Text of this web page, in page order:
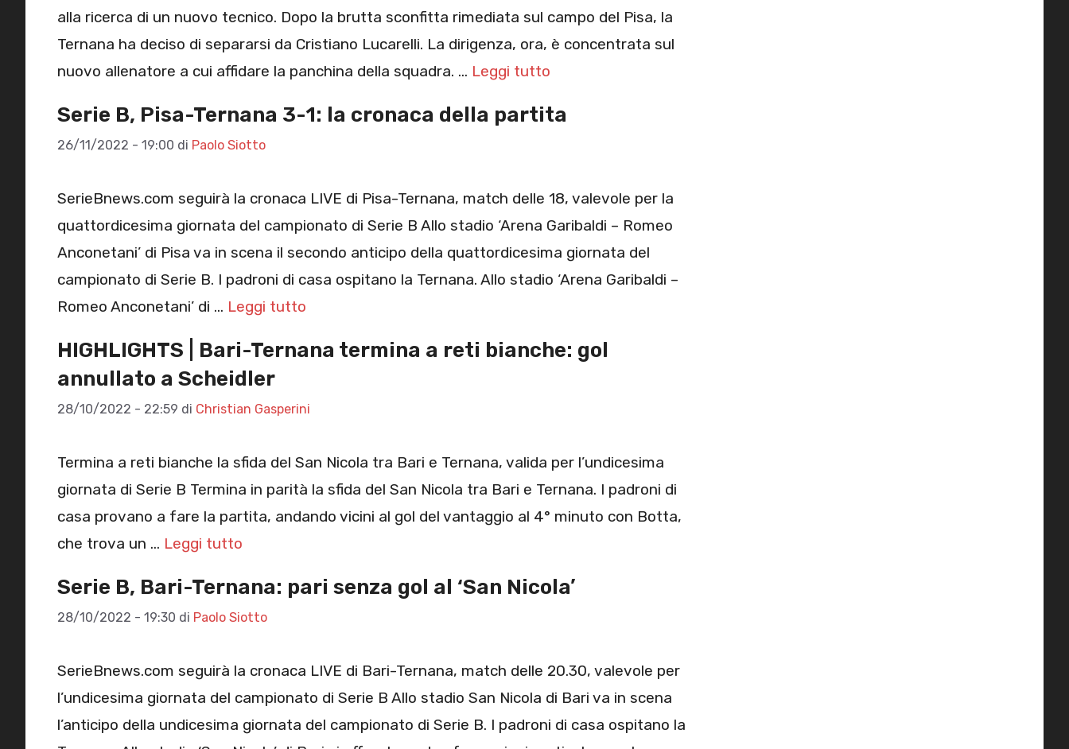
alla ricerca di un nuovo tecnico. Dopo la brutta sconfitta rimediata sul campo del Pisa, la
Ternana ha deciso di separarsi da Cristiano Lucarelli. La dirigenza, ora, è concentrata sul
nuovo allenatore a cui affidare la panchina della squadra. … Leggi tutto
Serie B, Pisa-Ternana 3-1: la cronaca della partita
26/11/2022 - 19:00 di Paolo Siotto
SerieBnews.com seguirà la cronaca LIVE di Pisa-Ternana, match delle 18, valevole per la
quattordicesima giornata del campionato di Serie B Allo stadio ‘Arena Garibaldi – Romeo
Anconetani’ di Pisa va in scena il secondo anticipo della quattordicesima giornata del
campionato di Serie B. I padroni di casa ospitano la Ternana. Allo stadio ‘Arena Garibaldi –
Romeo Anconetani’ di … Leggi tutto
HIGHLIGHTS | Bari-Ternana termina a reti bianche: gol
annullato a Scheidler
28/10/2022 - 22:59 di Christian Gasperini
Termina a reti bianche la sfida del San Nicola tra Bari e Ternana, valida per l’undicesima
giornata di Serie B Termina in parità la sfida del San Nicola tra Bari e Ternana. I padroni di
casa provano a fare la partita, andando vicini al gol del vantaggio al 4° minuto con Botta,
che trova un … Leggi tutto
Serie B, Bari-Ternana: pari senza gol al ‘San Nicola’
28/10/2022 - 19:30 di Paolo Siotto
SerieBnews.com seguirà la cronaca LIVE di Bari-Ternana, match delle 20.30, valevole per
l’undicesima giornata del campionato di Serie B Allo stadio San Nicola di Bari va in scena
l’anticipo della undicesima giornata del campionato di Serie B. I padroni di casa ospitano la